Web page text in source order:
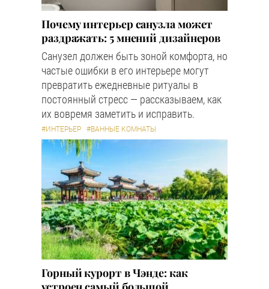
Почему интерьер санузла может
раздражать: 5 мнений дизайнеров
Санузел должен быть зоной комфорта, но
частые ошибки в его интерьере могут
превратить ежедневные ритуалы в
постоянный стресс — рассказываем, как
их вовремя заметить и исправить.
#ИНТЕРЬЕР #ВАННЫЕ КОМНАТЫ
Горный курорт в Чэнде: как